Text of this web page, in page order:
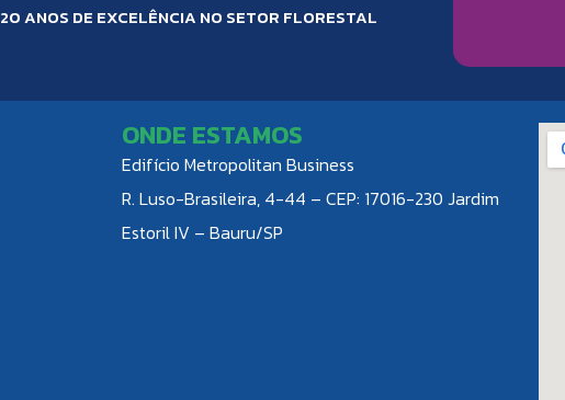
20 ANOS DE EXCELÊNCIA NO SETOR FLORESTAL
ONDE ESTAMOS
Edifício Metropolitan Business
R. Luso-Brasileira, 4-44 – CEP: 17016-230 Jardim
Estoril IV – Bauru/SP